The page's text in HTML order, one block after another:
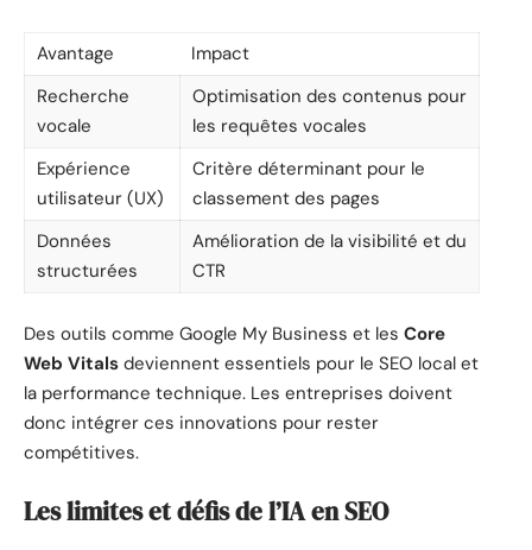
Avantage
Impact
Recherche
vocale
Optimisation des contenus pour
les requêtes vocales
Expérience
utilisateur (UX)
Critère déterminant pour le
classement des pages
Données
structurées
Amélioration de la visibilité et du
CTR
Des outils comme Google My Business et les Core
Web Vitals deviennent essentiels pour le SEO local et
la performance technique. Les entreprises doivent
donc intégrer ces innovations pour rester
compétitives.
Les limites et défis de l’IA en SEO